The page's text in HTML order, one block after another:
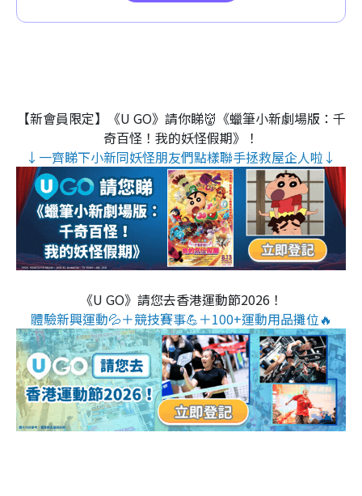
【新會員限定】《U GO》請你睇👹《蠟筆小新劇場版：千
奇百怪！我的妖怪假期》！
↓一齊睇下小新同妖怪朋友們點樣聯手拯救屋企人啦↓
《U GO》請您去香港運動節2026！
體驗新興運動💦＋競技賽事💪＋100+運動用品攤位🔥